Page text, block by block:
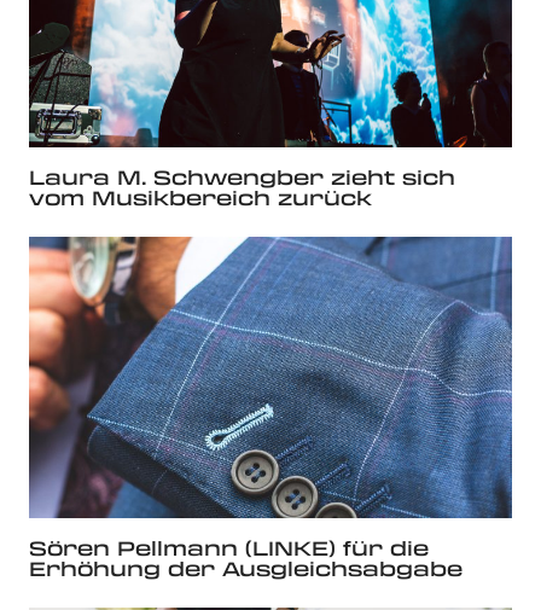
Laura M. Schwengber zieht sich
vom Musikbereich zurück
Sören Pellmann (LINKE) für die
Erhöhung der Ausgleichsabgabe